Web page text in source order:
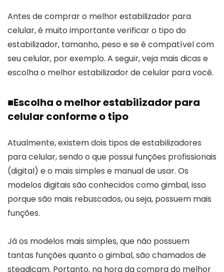
Antes de comprar o melhor estabilizador para
celular, é muito importante verificar o tipo do
estabilizador, tamanho, peso e se é compatível com
seu celular, por exemplo. A seguir, veja mais dicas e
escolha o melhor estabilizador de celular para você.
■Escolha o melhor estabilizador para
celular conforme o tipo
Atualmente, existem dois tipos de estabilizadores
para celular, sendo o que possui funções profissionais
(digital) e o mais simples e manual de usar. Os
modelos digitais são conhecidos como gimbal, isso
porque são mais rebuscados, ou seja, possuem mais
funções.
Já os modelos mais simples, que não possuem
tantas funções quanto o gimbal, são chamados de
steadicam. Portanto, na hora da compra do melhor